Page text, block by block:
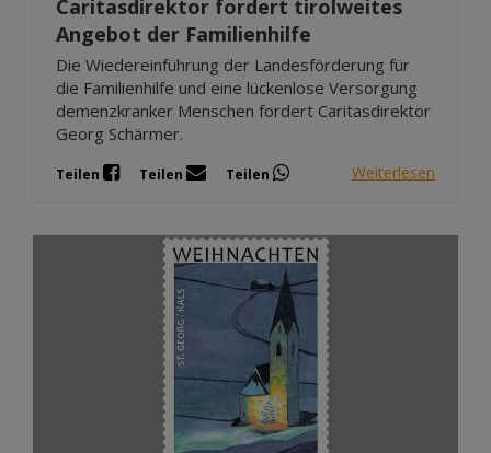
Caritasdirektor fordert tirolweites
Angebot der Familienhilfe
Die Wiedereinführung der Landesförderung für
die Familienhilfe und eine lückenlose Versorgung
demenzkranker Menschen fordert Caritasdirektor
Georg Schärmer.
Teilen Teilen Teilen Weiterlesen